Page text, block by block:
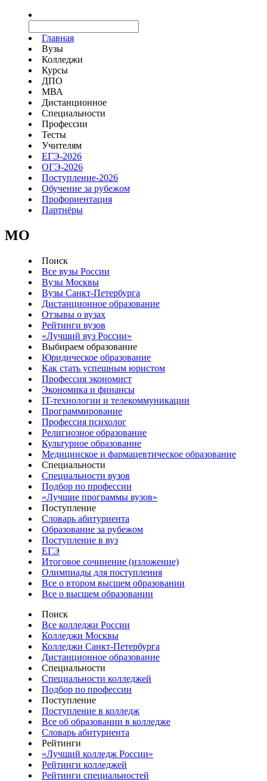
Главная
Вузы
Колледжи
Курсы
ДПО
МВА
Дистанционное
Специальности
Профессии
Тесты
Учителям
ЕГЭ-2026
ОГЭ-2026
Поступление-2026
Обучение за рубежом
Профориентация
Партнёры
MO
Поиск
Все вузы России
Вузы Москвы
Вузы Санкт-Петербурга
Дистанционное образование
Отзывы о вузах
Рейтинги вузов
«Лучший вуз России»
Выбираем образование
Юридическое образование
Как стать успешным юристом
Профессия экономист
Экономика и финансы
IT-технологии и телекоммуникации
Программирование
Профессия психолог
Религиозное образование
Культурное образование
Медицинское и фармацевтическое образование
Специальности
Специальности вузов
Подбор по профессии
«Лучшие программы вузов»
Поступление
Словарь абитуриента
Образование за рубежом
Поступление в вуз
ЕГЭ
Итоговое сочинение (изложение)
Олимпиады для поступления
Все о втором высшем образовании
Все о высшем образовании
Поиск
Все колледжи России
Колледжи Москвы
Колледжи Санкт-Петербурга
Дистанционное образование
Специальности
Специальности колледжей
Подбор по профессии
Поступление
Поступление в колледж
Все об образовании в колледже
Словарь абитуриента
Рейтинги
«Лучший колледж России»
Рейтинги колледжей
Рейтинги специальностей